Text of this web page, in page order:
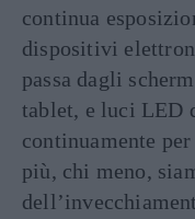
continua
dispositivi
passa dagli
tablet, e luci LED
continuamente
più, chi meno,